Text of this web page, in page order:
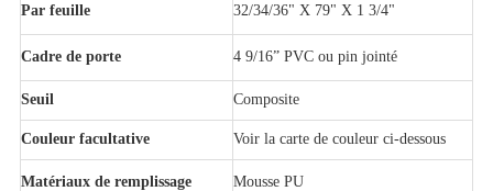
Par feuille 32/34/36" X 79" X 1 3/4"
Cadre de porte 4 9/16” PVC ou pin jointé
Seuil Composite
Couleur facultative Voir la carte de couleur ci-dessous
Matériaux de remplissage Mousse PU